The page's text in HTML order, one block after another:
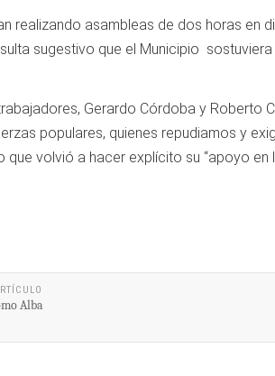
realizando asambleas de dos horas en
sugestivo que el Municipio
Gerardo Córdoba y Roberto
populares, quienes repudiamos y
volvió a hacer explícito su “apoyo
Alba